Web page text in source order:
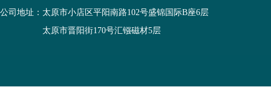
公司地址：太原市小店区平阳南路102号盛锦国际B座6层
太原市晋阳街170号汇镪磁材5层